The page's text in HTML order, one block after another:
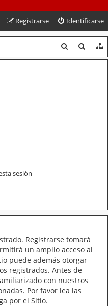
Identificarse
Registrarse
u
u
sesión
Registrarse tomará
un amplio acceso al
puede además otorgar
registrados. Antes de
con nuestros
Por favor lea las
por el Sitio.